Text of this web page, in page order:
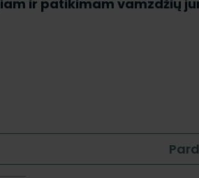
ir patikimam vamzdžių